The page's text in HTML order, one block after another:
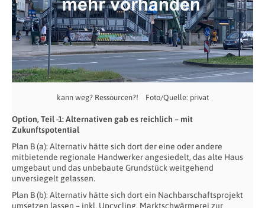
kann weg? Ressourcen?! Foto/Quelle: privat
Option, Teil -1: Alternativen gab es reichlich – mit
Zukunftspotential
Plan B (a): Alternativ hätte sich dort der eine oder andere
mitbietende regionale Handwerker angesiedelt, das alte Haus
umgebaut und das unbebaute Grundstück weitgehend
unversiegelt gelassen.
Plan B (b): Alternativ hätte sich dort ein Nachbarschaftsprojekt
umsetzen lassen – inkl. Upcycling, Marktschwärmerei zur